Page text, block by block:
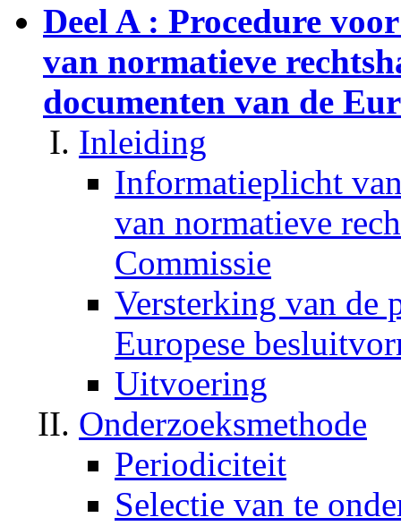
Deel A : Procedure
van normatieve
documenten van de
Inleiding
Informatieplicht
van normatieve
Commissie
Versterking van de
Europese
Uitvoering
Onderzoeksmethode
Periodiciteit
Selectie van te